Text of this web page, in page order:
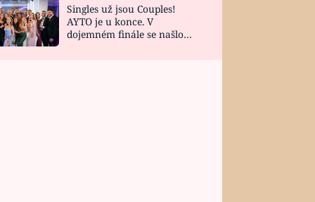
Singles už jsou Couples!
AYTO je u konce. V
dojemném finále se našlo